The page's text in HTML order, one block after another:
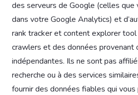
des serveurs de Google (celles que
dans votre Google Analytics) et
rank tracker et content explorer
crawlers et des données provenant
indépendantes. Ils ne sont pas
recherche ou à des services
fournir des données fiables qui